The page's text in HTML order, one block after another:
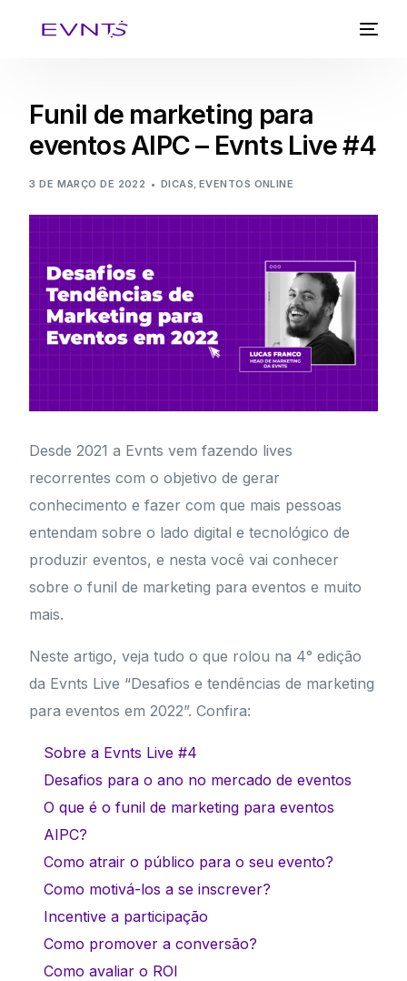
Funil de marketing para
eventos AIPC – Evnts Live #4
3 DE MARÇO DE 2022 DICAS, EVENTOS ONLINE
Desde 2021 a Evnts vem fazendo lives
recorrentes com o objetivo de gerar
conhecimento e fazer com que mais pessoas
entendam sobre o lado digital e tecnológico de
produzir eventos, e nesta você vai conhecer
sobre o funil de marketing para eventos e muito
mais.
Neste artigo, veja tudo o que rolou na 4° edição
da Evnts Live “Desafios e tendências de marketing
para eventos em 2022”. Confira:
Sobre a Evnts Live #4
Desafios para o ano no mercado de eventos
O que é o funil de marketing para eventos
AIPC?
Como atrair o público para o seu evento?
Como motivá-los a se inscrever?
Incentive a participação
Como promover a conversão?
Como avaliar o ROI